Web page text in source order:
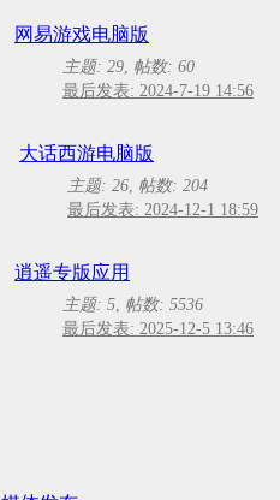
网易游戏电脑版
主题: 29 帖数: 60
最后发表: 2024-7-19 14:56
大话西游电脑版
主题: 26 帖数: 204
最后发表: 2024-12-1 18:59
逍遥专版应用
主题: 5 帖数: 5536
最后发表: 2025-12-5 13:46